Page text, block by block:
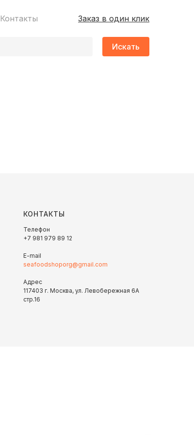
Контакты Заказ в один клик
Искать
КОНТАКТЫ
Телефон
+7 981 979 89 12
E-mail
seafoodshoporg@gmail.com
Адрес
117403 г. Москва, ул. Левобережная 6А
стр.16